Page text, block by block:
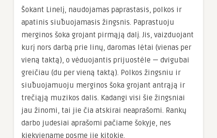
Šokant Linelį, naudojamas paprastasis, polkos ir
apatinis siūbuojamasis žingsnis. Paprastuoju
merginos šoka grojant pirmąją dalį. Jis, vaizduojant
kurį nors darbą prie linų, daromas lėtai (vienas per
vieną taktą), o vėduojantis prijuostėle — dvigubai
greičiau (du per vieną taktą). Polkos žingsniu ir
siūbuojamuoju merginos šoka grojant antrąją ir
trečiąją muzikos dalis. Kadangi visi šie žingsniai
jau žinomi, tai jie čia atskirai neaprašomi. Rankų
darbo judesiai aprašomi pačiame šokyje, nes
kiekviename posme jie kitokie.